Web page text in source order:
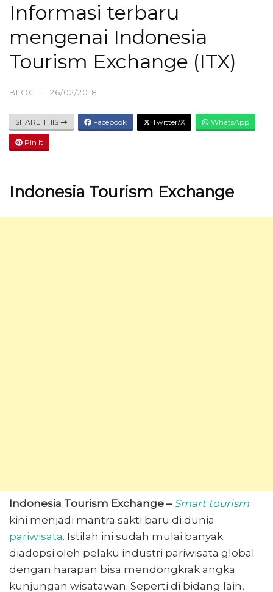
Informasi terbaru
mengenai Indonesia
Tourism Exchange (ITX)
BLOG · 26/02/2018
SHARE THIS Facebook Twitter/X WhatsApp
Pin It
Indonesia Tourism Exchange
Indonesia Tourism Exchange –Smart tourism
kini menjadi mantra sakti baru di dunia
pariwisata. Istilah ini sudah mulai banyak
diadopsi oleh pelaku industri pariwisata global
dengan harapan bisa mendongkrak angka
kunjungan wisatawan. Seperti di bidang lain,